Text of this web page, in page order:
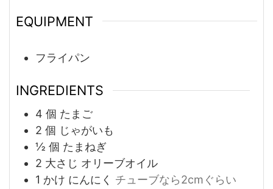
EQUIPMENT
フライパン
INGREDIENTS
4 個 たまご
2 個 じゃがいも
½ 個 たまねぎ
2 大さじ オリーブオイル
1 かけ にんにく チューブなら2cmぐらい